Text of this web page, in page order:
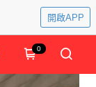
開啟APP
0